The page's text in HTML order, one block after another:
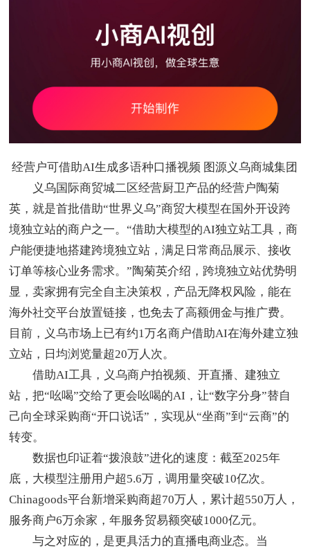
经营户可借助AI生成多语种口播视频 图源义乌商城集团
义乌国际商贸城二区经营厨卫产品的经营户陶菊
英，就是首批借助“世界义乌”商贸大模型在国外开设跨
境独立站的商户之一。“借助大模型的AI独立站工具，商
户能便捷地搭建跨境独立站，满足日常商品展示、接收
订单等核心业务需求。”陶菊英介绍，跨境独立站优势明
显，卖家拥有完全自主决策权，产品无降权风险，能在
海外社交平台放置链接，也免去了高额佣金与推广费。
目前，义乌市场上已有约1万名商户借助AI在海外建立独
立站，日均浏览量超20万人次。
借助AI工具，义乌商户拍视频、开直播、建独立
站，把“吆喝”交给了更会吆喝的AI，让“数字分身”替自
己向全球采购商“开口说话”，实现从“坐商”到“云商”的
转变。
数据也印证着“拨浪鼓”进化的速度：截至2025年
底，大模型注册用户超5.6万，调用量突破10亿次。
Chinagoods平台新增采购商超70万人，累计超550万人，
服务商户6万余家，年服务贸易额突破1000亿元。
与之对应的，是更具活力的直播电商业态。当